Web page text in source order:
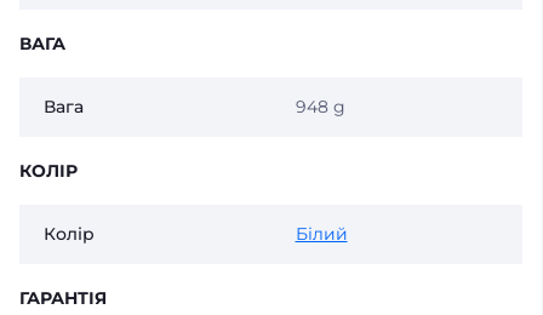
ВАГА
Вага ‎948 g
КОЛІР
Колір Білий
ГАРАНТІЯ